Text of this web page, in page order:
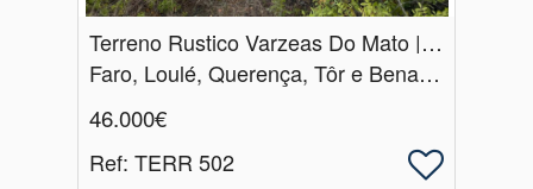
Terreno Rustico Varzeas Do Mato | Querença
Faro, Loulé, Querença, Tôr e Benafim
46.000€
Ref: TERR 502